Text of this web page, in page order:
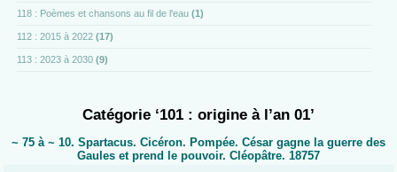
118 : Poèmes et chansons au fil de l'eau (1)
112 : 2015 à 2022 (17)
113 : 2023 à 2030 (9)
Catégorie ‘101 : origine à l’an 01’
~ 75 à ~ 10. Spartacus. Cicéron. Pompée. César gagne la guerre des
Gaules et prend le pouvoir. Cléopâtre. 18757